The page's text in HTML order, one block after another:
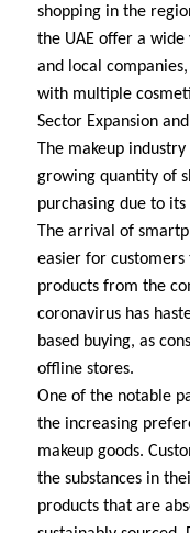
shopping in the
the UAE offer a
and local
with multiple
Sector Expansion
The makeup
growing quantity of
purchasing due to
The arrival of
easier for customers
products from the
coronavirus has
based buying, as
offline stores.
One of the notable
the increasing
makeup goods.
the substances in
products that are